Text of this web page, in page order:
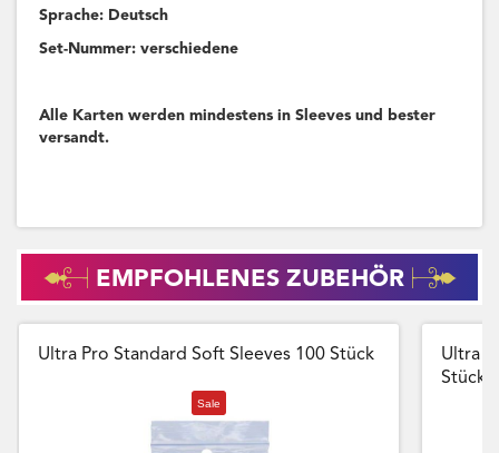
Sprache: Deutsch
Set-Nummer: verschiedene
Alle Karten werden mindestens in Sleeves und bester
versandt.
EMPFOHLENES ZUBEHÖR
Ultra Pro Standard Soft Sleeves 100 Stück
Sale
Ultra
Stück